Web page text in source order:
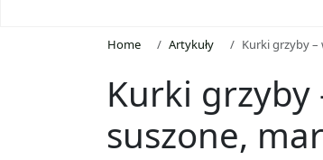
Home Artykuły Kurki grzyby –
Kurki grzyby
suszone,